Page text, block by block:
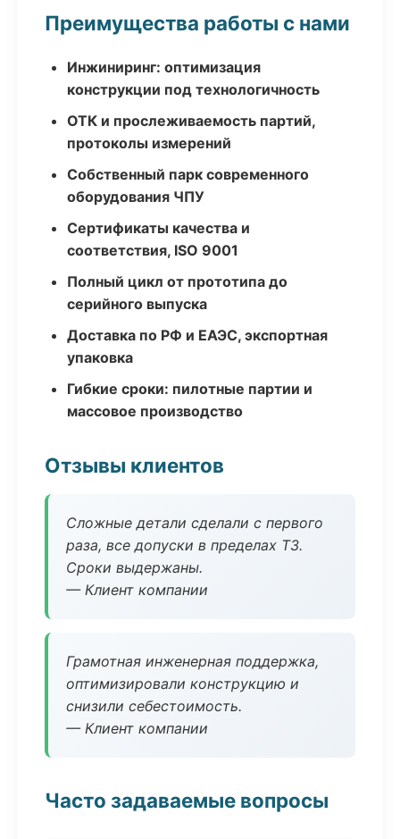
Преимущества работы с нами
Инжиниринг: оптимизация
конструкции под технологичность
ОТК и прослеживаемость партий,
протоколы измерений
Собственный парк современного
оборудования ЧПУ
Сертификаты качества и
соответствия, ISO 9001
Полный цикл от прототипа до
серийного выпуска
Доставка по РФ и ЕАЭС, экспортная
упаковка
Гибкие сроки: пилотные партии и
массовое производство
Отзывы клиентов
Сложные детали сделали с первого
раза, все допуски в пределах ТЗ.
Сроки выдержаны.
— Клиент компании
Грамотная инженерная поддержка,
оптимизировали конструкцию и
снизили себестоимость.
— Клиент компании
Часто задаваемые вопросы